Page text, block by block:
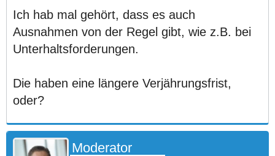
Ich hab mal gehört, dass es auch
Ausnahmen von der Regel gibt, wie z.B. bei
Unterhaltsforderungen.
Die haben eine längere Verjährungsfrist,
oder?
Moderator